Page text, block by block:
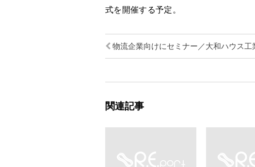
式を開催する予定。
物流企業向けにセミナー／大和ハウス工
関連記事